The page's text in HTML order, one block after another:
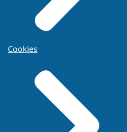
Cookies